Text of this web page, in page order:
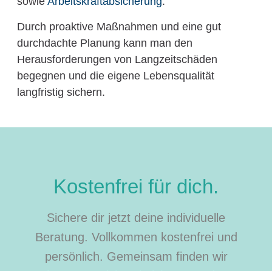
Durch proaktive Maßnahmen und eine gut
durchdachte Planung kann man den
Herausforderungen von Langzeitschäden
begegnen und die eigene Lebensqualität
langfristig sichern.
Kostenfrei für dich.
Sichere dir jetzt deine individuelle
Beratung. Vollkommen kostenfrei und
persönlich. Gemeinsam finden wir